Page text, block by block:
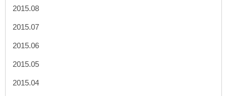
2015.08
2015.07
2015.06
2015.05
2015.04